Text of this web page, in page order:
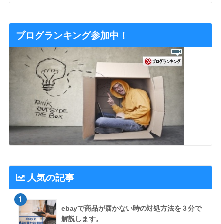
ブログランキング参加中！
人気の記事
1
ebayで商品が届かない時の対処方法を３分で
解説します。